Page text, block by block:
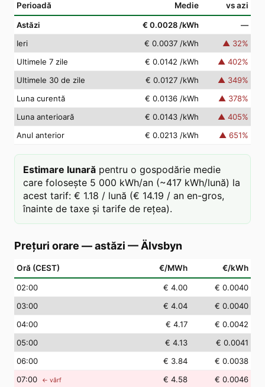
Perioadă Medie vs azi
Astăzi € 0.0028 /kWh
—
Ieri
€ 0.0037 /kWh ▲ 32%
Ultimele 7 zile
€ 0.0142 /kWh ▲ 402%
Ultimele 30 de zile
€ 0.0127 /kWh ▲ 349%
Luna curentă
€ 0.0136 /kWh ▲ 378%
Luna anterioară
€ 0.0143 /kWh ▲ 405%
Anul anterior
€ 0.0213 /kWh ▲ 651%
Estimare lunară pentru o gospodărie medie
care folosește 5 000 kWh/an (~417 kWh/lună) la
acest tarif: € 1.18 / lună (€ 14.19 / an en-gros,
înainte de taxe și tarife de rețea).
Prețuri orare — astăzi — Älvsbyn
Oră (CEST) €/MWh €/kWh
02:00 € 4.00
€ 0.0040
03:00 € 4.04
€ 0.0040
04:00 € 4.17
€ 0.0042
05:00 € 4.13
€ 0.0041
06:00 € 3.84
€ 0.0038
07:00 ← vârf € 4.58
€ 0.0046